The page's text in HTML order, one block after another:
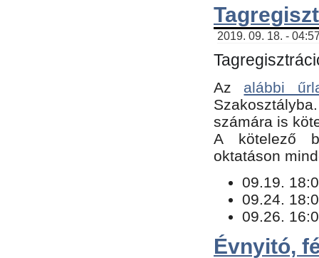
2019. 09. 18. -
Az alábbi
számára is
​A kötelező
oktatáson
09.19.
09.24.
09.26.
Évnyitó,